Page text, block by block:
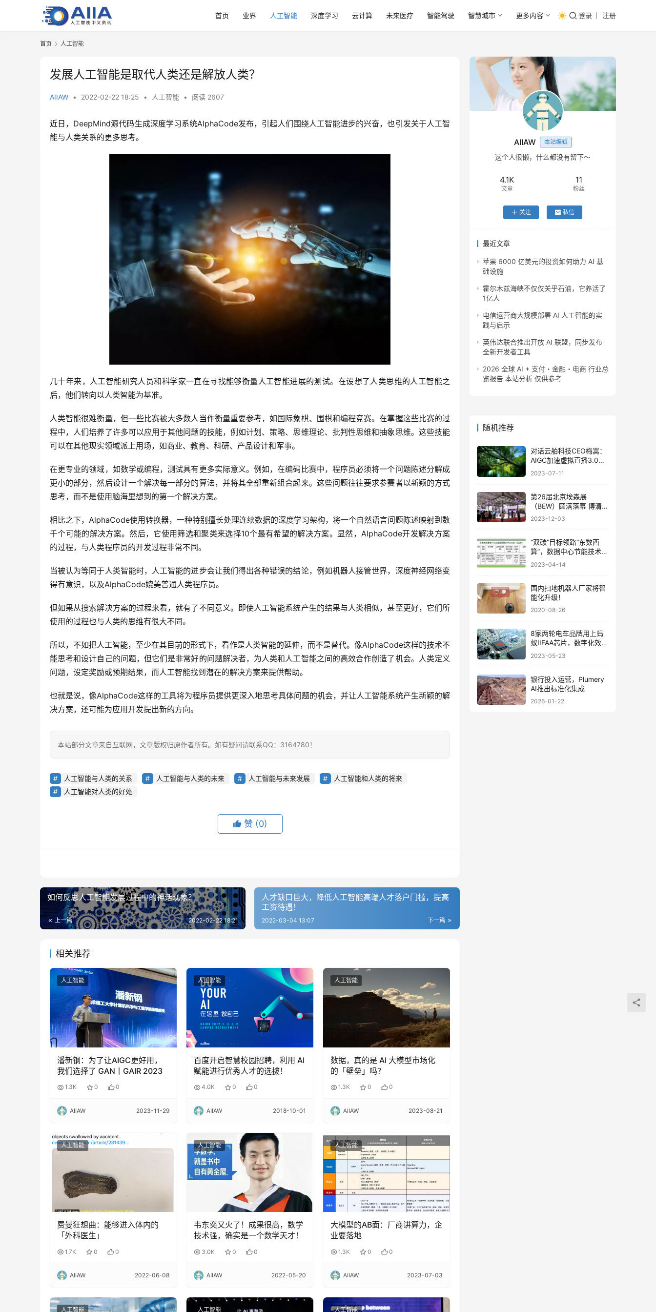
首页 业界 人工智能 深度学习 云计算 未来医疗 智能驾驶 智慧城市 更多内容 登录 注册
首页 人工智能
发展人工智能是取代人类还是解放人类？
AIIAW • 2022-02-22 18:25 • 人工智能 • 阅读 2607
近日，DeepMind源代码生成深度学习系统AlphaCode发布，引起人们围绕人工智能进步的兴奋，也引发关于人工智
能与人类关系的更多思考。
几十年来，人工智能研究人员和科学家一直在寻找能够衡量人工智能进展的测试。在设想了人类思维的人工智能之
后，他们转向以人类智能为基准。
人类智能很难衡量，但一些比赛被大多数人当作衡量重要参考，如国际象棋、围棋和编程竞赛。在掌握这些比赛的过
程中，人们培养了许多可以应用于其他问题的技能，例如计划、策略、思维理论、批判性思维和抽象思维。这些技能
可以在其他现实领域派上用场，如商业、教育、科研、产品设计和军事。
在更专业的领域，如数学或编程，测试具有更多实际意义。例如，在编码比赛中，程序员必须将一个问题陈述分解成
更小的部分，然后设计一个解决每一部分的算法，并将其全部重新组合起来。这些问题往往要求参赛者以新颖的方式
思考，而不是使用脑海里想到的第一个解决方案。
相比之下，AlphaCode使用转换器，一种特别擅长处理连续数据的深度学习架构，将一个自然语言问题陈述映射到数
千个可能的解决方案。然后，它使用筛选和聚类来选择10个最有希望的解决方案。显然，AlphaCode开发解决方案
的过程，与人类程序员的开发过程非常不同。
当被认为等同于人类智能时，人工智能的进步会让我们得出各种错误的结论，例如机器人接管世界，深度神经网络变
得有意识，以及AlphaCode媲美普通人类程序员。
但如果从搜索解决方案的过程来看，就有了不同意义。即使人工智能系统产生的结果与人类相似，甚至更好，它们所
使用的过程也与人类的思维有很大不同。
所以，不如把人工智能，至少在其目前的形式下，看作是人类智能的延伸，而不是替代。像AlphaCode这样的技术不
能思考和设计自己的问题，但它们是非常好的问题解决者，为人类和人工智能之间的高效合作创造了机会。人类定义
问题，设定奖励或预期结果，而人工智能找到潜在的解决方案来提供帮助。
也就是说，像AlphaCode这样的工具将为程序员提供更深入地思考具体问题的机会，并让人工智能系统产生新颖的解
决方案，还可能为应用开发提出新的方向。
本站部分文章来自互联网，文章版权归原作者所有。如有疑问请联系QQ：3164780！
人工智能与人类的关系 人工智能与人类的未来 人工智能与未来发展
人工智能和人类的将来
人工智能对人类的好处
赞 (0)
如何反思人工智能发展过程中的神话现象？
上一篇 2022-02-22 18:21
人才缺口巨大，降低人工智能高端人才落户门槛，提高
工资待遇！
下一篇
2022-03-04 13:07
相关推荐
人工智能
潘新钢：为了让AIGC更好用，
我们选择了 GAN丨GAIR 2023
1.3K 0 0
AIIAW 2023-11-29
人工智能
百度开启智慧校园招聘，利用 AI
赋能进行优秀人才的选拔！
4.0K 0 0
AIIAW 2018-10-01
人工智能
数据，真的是 AI 大模型市场化
的「壁垒」吗？
1.3K 0 0
AIIAW 2023-08-21
人工智能
费曼狂想曲：能够进入体内的
「外科医生」
1.7K 0 0
AIIAW 2022-06-08
人工智能
韦东奕又火了！成果很高，数学
技术强，确实是一个数学天才！
3.0K 0 0
AIIAW 2022-05-20
人工智能
大模型的AB面：厂商讲算力，企
业要落地
1.3K 0 0
AIIAW 2023-07-03
人工智能 人工智能 人工智能
AIIAW 本站编辑
这个人很懒，什么都没有留下～
4.1K
文章
11
粉丝
关注 私信
最近文章
苹果 6000 亿美元的投资如何助力 AI 基
础设施
霍尔木兹海峡不仅仅关乎石油，它养活了
1亿人
电信运营商大规模部署 AI 人工智能的实
践与启示
英伟达联合推出开放 AI 联盟，同步发布
全新开发者工具
2026 全球 AI + 支付・金融・电商 行业总
览报告 本站分析 仅供参考
随机推荐
对话云舶科技CEO梅嵩：
AIGC加速虚拟直播3.0时
代到来，未来人人皆可虚
2023-07-11
第26届北京埃森展
（BEW）圆满落幕 博清科
技以科技赋能焊接自动化
2023-12-03
“双碳”目标领路“东数西
算”，数据中心节能技术前
瞻
2023-04-14
国内扫地机器人厂家将智
能化升级！
2020-08-26
8家两轮电车品牌用上蚂
蚁IIFAA芯片，数字化效率
提升超97%
2023-05-23
银行投入运营，Plumery
AI推出标准化集成
2026-01-22